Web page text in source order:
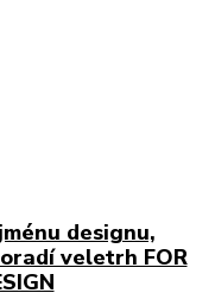
designu,
veletrh FOR